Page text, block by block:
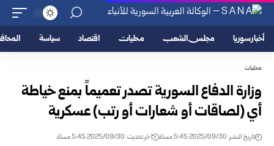
أخبار سوريا مجلس الشعب محليات اقتصاد سياسة
محليات
وزارة الدفاع السورية تصدر تعميماً بمنع خياطة
أي (لصاقات أو شعارات أو رتب) عسكرية
تاريخ النشر: 2025/09/30 5:45 مساءً اخر تحديث: 2025/09/30 5:45 مساءً